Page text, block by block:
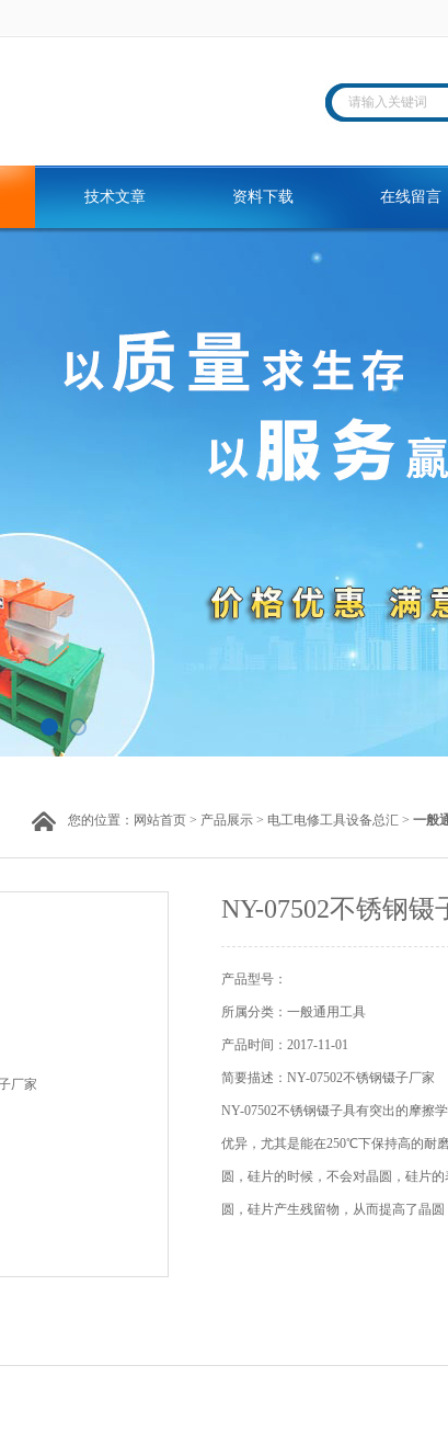
技术文章 资料下载 在线留言
您的位置： 网站首页 > 产品展示 > 电工电修工具设备总汇 > 一般
NY-07502不锈钢镊
产品型号：
所属分类：一般通用工具
产品时间：2017-11-01
简要描述：NY-07502不锈钢镊子厂家
NY-07502不锈钢镊子具有突出的摩擦
优异，尤其是能在250℃下保持高的耐
圆，硅片的时候，不会对晶圆，硅片
圆，硅片产生残留物，从而提高了晶圆